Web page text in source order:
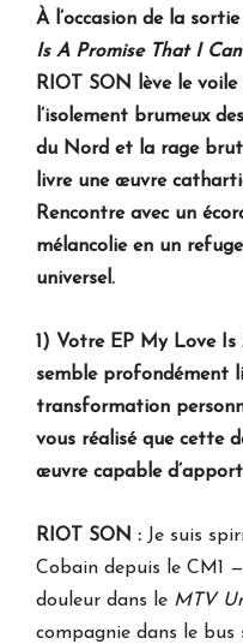
À l’occasion de la
Is A Promise That I
RIOT SON lève le
l’isolement brumeux
du Nord et la rage
livre une œuvre
Rencontre avec un
mélancolie en un
universel.
1) Votre EP My Love
semble profondément
transformation
vous réalisé que cette
œuvre capable
RIOT SON : Je suis
Cobain depuis le CM1
douleur dans le MTV
compagnie dans le bus